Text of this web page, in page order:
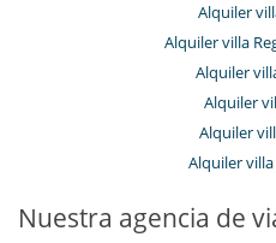
Alquiler
Alquiler villa
Alquiler
Alquiler
Alquiler
Alquiler
Nuestra agencia de